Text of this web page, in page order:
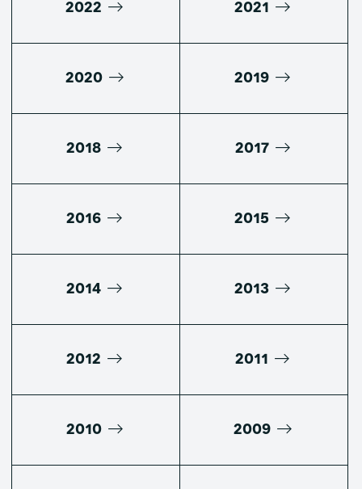
2022 2021
2020 2019
2018 2017
2016 2015
2014 2013
2012 2011
2010 2009